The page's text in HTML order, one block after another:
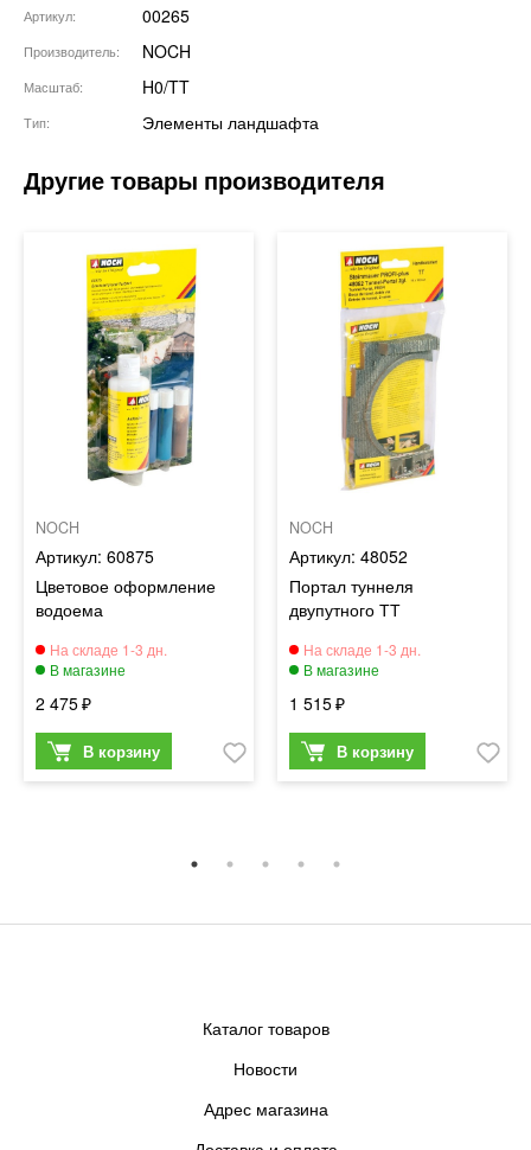
Артикул 00265
Производитель NOCH
Масштаб H0/TT
Тип Элементы ландшафта
NOCH
60875
Цветовое оформление
водоема
2 475
NOCH
48052
Портал туннеля
двупутного ТТ
1 515
Каталог товаров
Новости
Адрес магазина